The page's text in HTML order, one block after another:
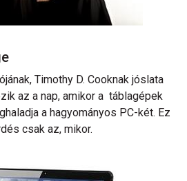
Timothy D. Cooknak jóslata
az a nap, amikor a táblagépek
a hagyományos PC-két. Ez
csak az, mikor.